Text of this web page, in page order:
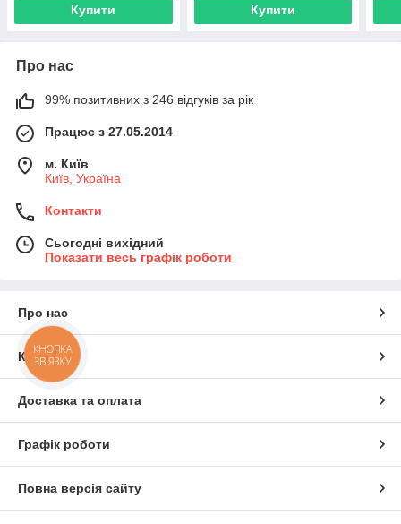
Купити Купити
Про нас
99% позитивних з 246 відгуків за рік
Працює з 27.05.2014
м. Київ
Київ, Україна
Контакти
Сьогодні вихідний
Показати весь графік роботи
Про нас
Контакти
Доставка та оплата
Графік роботи
Повна версія сайту
КНОПКА
ЗВ'ЯЗКУ